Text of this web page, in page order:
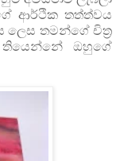
ආර්ථික තත්ත්වය
ලෙස තමන්ගේ චිත්‍ර
ඔහුගේ